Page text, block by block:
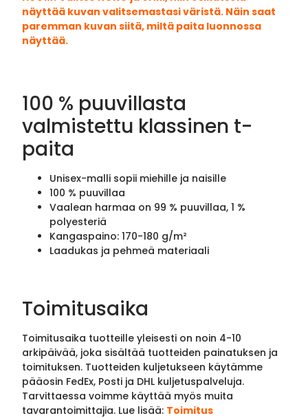
näyttää kuvan valitsemastasi väristä. Näin saat
paremman kuvan siitä, miltä paita luonnossa
näyttää.
100 % puuvillasta
valmistettu klassinen t-
paita
Unisex-malli sopii miehille ja naisille
100 % puuvillaa
Vaalean harmaa on 99 % puuvillaa, 1 %
polyesteriä
Kangaspaino: 170-180 g/m²
Laadukas ja pehmeä materiaali
Toimitusaika
Toimitusaika tuotteille yleisesti on noin 4-10
arkipäivää, joka sisältää tuotteiden painatuksen ja
toimituksen. Tuotteiden kuljetukseen käytämme
pääosin FedEx, Posti ja DHL kuljetuspalveluja.
Tarvittaessa voimme käyttää myös muita
tavarantoimittajia. Lue lisää: Toimitus